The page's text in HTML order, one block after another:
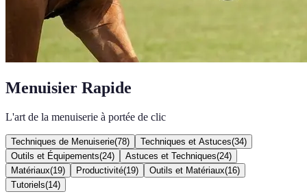
Menuisier Rapide
L'art de la menuiserie à portée de clic
Techniques de Menuiserie(78) Techniques et Astuces(34)
Outils et Équipements(24) Astuces et Techniques(24)
Matériaux(19) Productivité(19) Outils et Matériaux(16)
Tutoriels(14)